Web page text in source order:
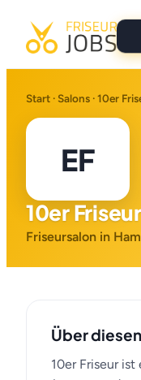
Alle Jobs
Für Bewerber
Marken
Start · Salons · 10er
EF
10er Friseur
Friseursalon in
Über
10er Friseur ist